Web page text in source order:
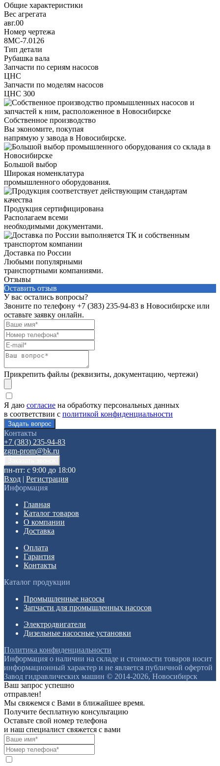
Общие характеристики
Вес агрегата
авг.00
Номер чертежа
8МС-7.0126
Тип детали
Рубашка вала
Запчасти по сериям насосов
ЦНС
Запчасти по моделям насосов
ЦНС 300
Собственное производство
Вы экономите, покупая
напрямую у завода в Новосибирске.
Большой выбор
Широкая номенклатура
промышленного оборудования.
Продукция сертифицирована
Располагаем всеми
необходимыми документами.
Доставка по России
Любыми популярными
транспортными компаниями.
Отзывы
Оставить отзыв
У вас остались вопросы?
Звоните по телефону +7 (383) 235-94-83 в Новосибирске или
оставьте заявку онлайн.
Прикрепить файлы (реквизиты, документацию, чертежи)
Я даю согласие на обработку персональных данных
в соответствии с политикой конфиденциальности
Контакты
+7 (383) 235-94-83
zgm-prom@bk.ru
пн-пт: с 9:00 до 18:00
Вход | Регистрация
Информация
Главная
Каталог товаров
О компании
Доставка
Оплата
Гарантия
Контакты
Каталог продукции
Промышленные насосы
Запчасти для промышленных насосов
Электродвигатели
Дизельные насосные установки
Политика конфиденциальности
Информация о наличии на складе и стоимости товаров носит
информационный характер и не является публичной офертой
Завод гидравлических машин © 2014-2026, Новосибирск
Ваш запрос успешно
отправлен!
Мы свяжемся с Вами в ближайшее время.
Получите бесплатную консультацию
Оставьте свой номер телефона
и наш специалист свяжется с вами